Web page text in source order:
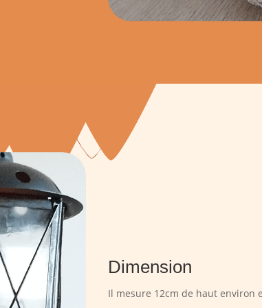
Dimension
Il mesure 12cm de haut environ